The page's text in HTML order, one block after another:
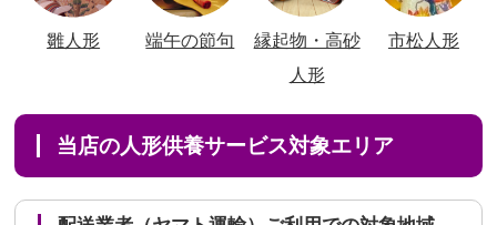
雛人形 端午の節句
縁起物・高砂
人形
市松人形
当店の人形供養サービス対象エリア